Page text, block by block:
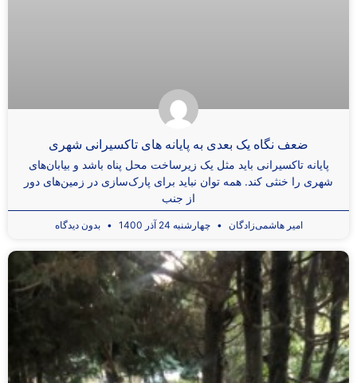
ضعف نگاه یک بعدی به پایانه ­های تاکسیرانی شهری
پایانه تاکسیرانی باید مثل یک زیرساخت محل پناه باشد و بیابان‌های
شهری را خنثی کند. همه توان نباید برای پارک‌سازی در زمین‌های دور
از جنب
امیر هاشمی‌زادگان چهارشنبه 24 آذر 1400 بدون دیدگاه